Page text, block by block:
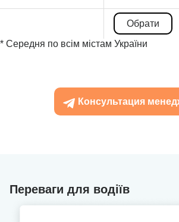
Обрати
* Середня по всім містам України
Консультация
Переваги для водіїв